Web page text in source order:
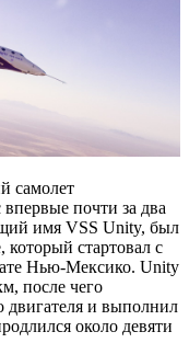
самолет
почти за два
имя VSS Unity, был
который стартовал с
Нью-Мексико. Unity
после чего
двигателя и выполнил
около девяти